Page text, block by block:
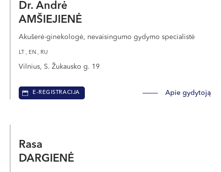
Dr. Andrė
AMŠIEJIENĖ
Akušerė-ginekologė, nevaisingumo gydymo specialistė
LT , EN , RU
Vilnius, S. Žukausko g. 19
E-REGISTRACIJA Apie gydytoją
Rasa
DARGIENĖ